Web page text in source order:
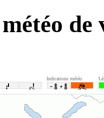
de
Indications météo